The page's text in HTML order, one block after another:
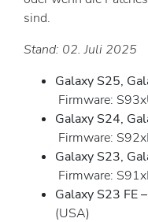
sind.
Stand: 02. Juli 2025
Galaxy S25,
Firmware:
Galaxy S24,
Firmware:
Galaxy S23,
Firmware:
Galaxy S23 FE–
(USA)